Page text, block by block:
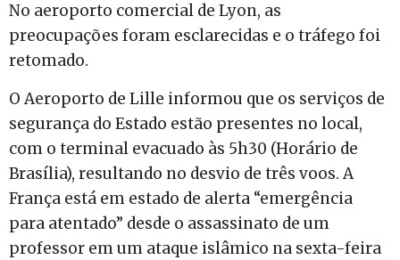
No aeroporto comercial de Lyon, as
preocupações foram esclarecidas e o tráfego foi
retomado.
O Aeroporto de Lille informou que os serviços de
segurança do Estado estão presentes no local,
com o terminal evacuado às 5h30 (Horário de
Brasília), resultando no desvio de três voos. A
França está em estado de alerta “emergência
para atentado” desde o assassinato de um
professor em um ataque islâmico na sexta-feira